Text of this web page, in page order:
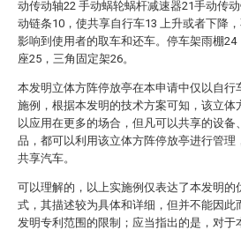
动传动轴22 手动蜗轮蜗杆减速器21手动传
动链条10，使共享自行车13 上升或者下降
影响到使用者的取车和还车。停车架雨棚24
座25，三角固定架26。
本发明立体方阵停放亭在本申请中仅以自行
施例，根据本发明的技术方案可知，该立体
以应用在更多的场合，但凡可以共享的设备
品，都可以利用该立体方阵停放亭进行管理
共享汽车。
可以理解的，以上实施例仅表达了本发明的
式，其描述较为具体和详细，但并不能因此
发明专利范围的限制；应当指出的是，对于